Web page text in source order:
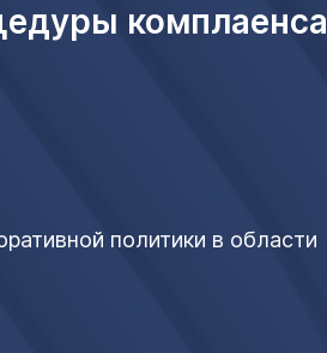
комплаенса
политики в области